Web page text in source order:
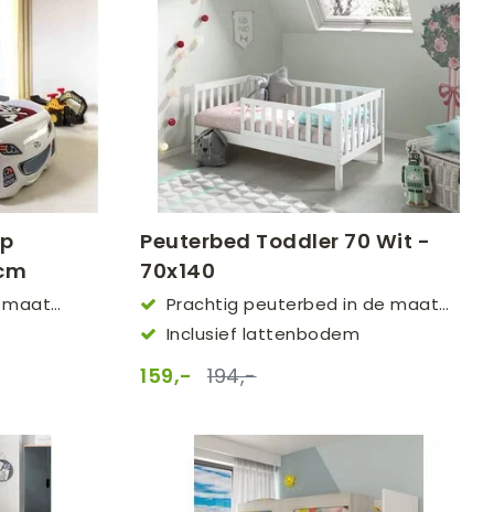
Peuterbed Toddler 70 Wit -
70x140
Prachtig peuterbed in de maat
70x140
Inclusief lattenbodem
159,- 194,-